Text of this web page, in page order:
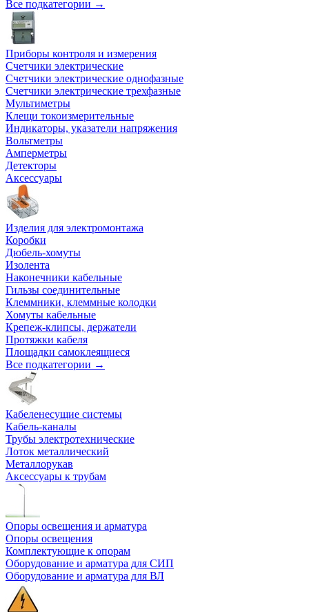
Все подкатегории →
Приборы контроля и измерения
Счетчики электрические
Счетчики электрические однофазные
Счетчики электрические трехфазные
Мультиметры
Клещи токоизмерительные
Индикаторы, указатели напряжения
Вольтметры
Амперметры
Детекторы
Аксессуары
Изделия для электромонтажа
Коробки
Дюбель-хомуты
Изолента
Наконечники кабельные
Гильзы соединительные
Клеммники, клеммные колодки
Хомуты кабельные
Крепеж-клипсы, держатели
Протяжки кабеля
Площадки самоклеящиеся
Все подкатегории →
Кабеленесущие системы
Кабель-каналы
Трубы электротехнические
Лоток металлический
Металлорукав
Аксессуары к трубам
Опоры освещения и арматура
Опоры освещения
Комплектующие к опорам
Оборудование и арматура для СИП
Оборудование и арматура для ВЛ